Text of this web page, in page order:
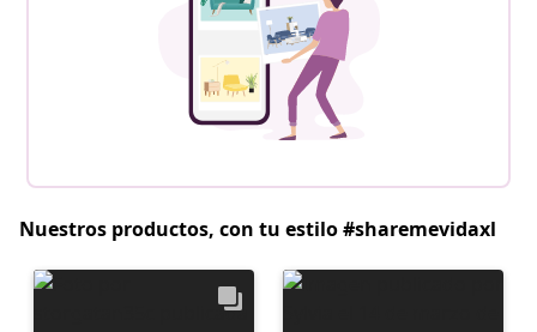
Nuestros productos, con tu estilo #sharemevidaxl